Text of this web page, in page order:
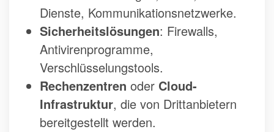
Dienste, Kommunikationsnetzwerke.
Sicherheitslösungen: Firewalls,
Antivirenprogramme,
Verschlüsselungstools.
Rechenzentren oder Cloud-
Infrastruktur, die von Drittanbietern
bereitgestellt werden.